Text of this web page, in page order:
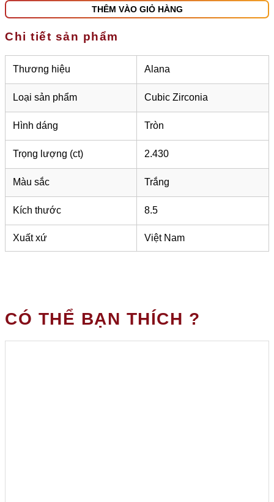
THÊM VÀO GIỎ HÀNG
Chi tiết sản phẩm
Thương hiệu Alana
Loại sản phẩm Cubic Zirconia
Hình dáng Tròn
Trọng lượng (ct) 2.430
Màu sắc Trắng
Kích thước 8.5
Xuất xứ Việt Nam
CÓ THỂ BẠN THÍCH ?